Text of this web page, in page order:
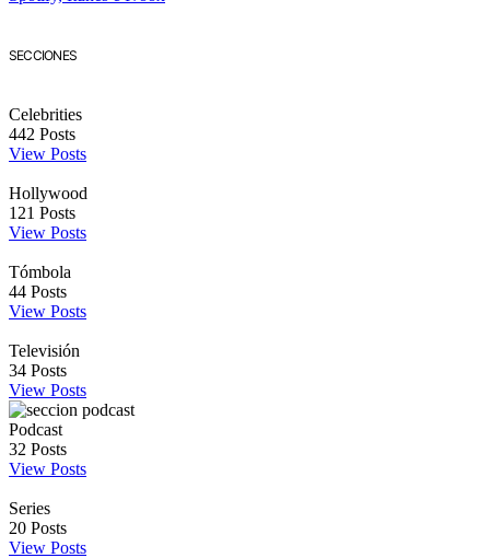
SECCIONES
Celebrities
442 Posts
View Posts
Hollywood
121 Posts
View Posts
Tómbola
44 Posts
View Posts
Televisión
34 Posts
View Posts
Podcast
32 Posts
View Posts
Series
20 Posts
View Posts